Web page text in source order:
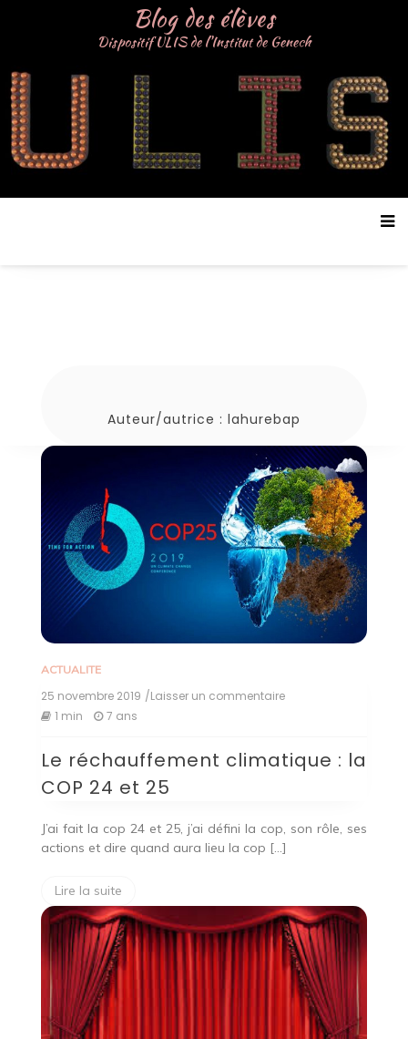
Blog des élèves
Dispositif ULIS de l'Institut de Genech
Auteur/autrice : lahurebap
ACTUALITE
25 novembre 2019 /Laisser un commentaireon
:
et
25
1 min 7 ans
Le réchauffement climatique : la
COP 24 et 25
J’ai fait la cop 24 et 25, j’ai défini la cop, son rôle, ses
actions et dire quand aura lieu la cop […]
Lire la suite